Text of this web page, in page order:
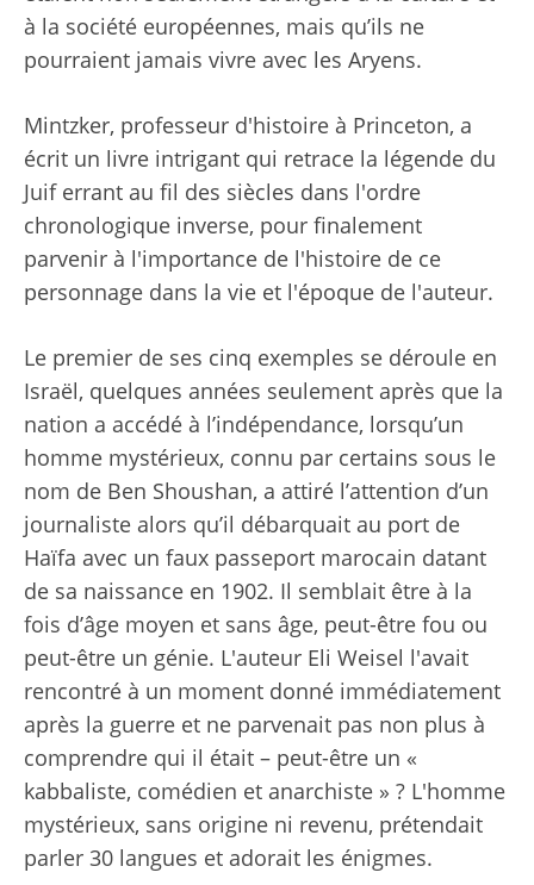
à la société européennes, mais qu’ils ne
pourraient jamais vivre avec les Aryens.
Mintzker, professeur d'histoire à Princeton, a
écrit un livre intrigant qui retrace la légende du
Juif errant au fil des siècles dans l'ordre
chronologique inverse, pour finalement
parvenir à l'importance de l'histoire de ce
personnage dans la vie et l'époque de l'auteur.
Le premier de ses cinq exemples se déroule en
Israël, quelques années seulement après que la
nation a accédé à l’indépendance, lorsqu’un
homme mystérieux, connu par certains sous le
nom de Ben Shoushan, a attiré l’attention d’un
journaliste alors qu’il débarquait au port de
Haïfa avec un faux passeport marocain datant
de sa naissance en 1902. Il semblait être à la
fois d’âge moyen et sans âge, peut-être fou ou
peut-être un génie. L'auteur Eli Weisel l'avait
rencontré à un moment donné immédiatement
après la guerre et ne parvenait pas non plus à
comprendre qui il était – peut-être un «
kabbaliste, comédien et anarchiste » ? L'homme
mystérieux, sans origine ni revenu, prétendait
parler 30 langues et adorait les énigmes.